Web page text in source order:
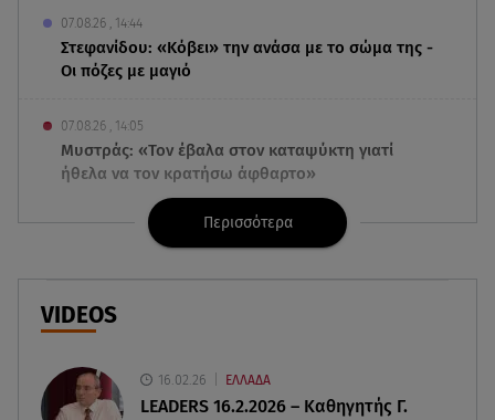
07.08.26 , 14:44
Στεφανίδου: «Κόβει» την ανάσα με το σώμα της -
Οι πόζες με μαγιό
07.08.26 , 14:05
Μυστράς: «Τον έβαλα στον καταψύκτη γιατί
ήθελα να τον κρατήσω άφθαρτο»
07.08.26 , 14:00
K-beauty blush: Τα viral ρουζ που υπόσχονται το
πολυπόθητο κορεάτικο glow
07.08.26 , 13:42
drones και νέες τεχνολογίες
Περισσότερα
VIDEOS
16.02.26 ΕΛΛΑΔΑ
LEADERS 16.2.2026 – Καθηγητής Γ.